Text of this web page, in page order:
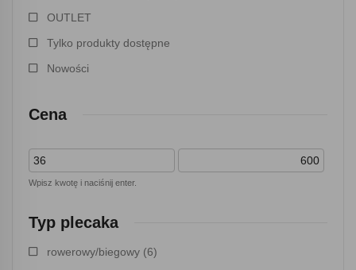
OUTLET
Tylko produkty dostępne
Nowości
Cena
Wpisz kwotę i naciśnij enter.
Typ plecaka
rowerowy/biegowy (6)